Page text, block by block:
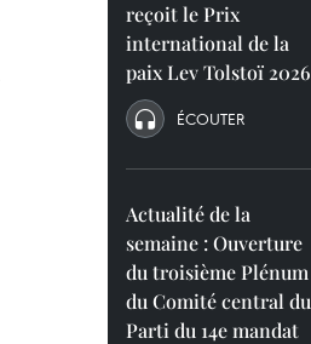
reçoit le Prix
international de la
paix Lev Tolstoï 2026
ÉCOUTER
Actualité de la
semaine : Ouverture
du troisième Plénum
du Comité central du
Parti du 14e mandat